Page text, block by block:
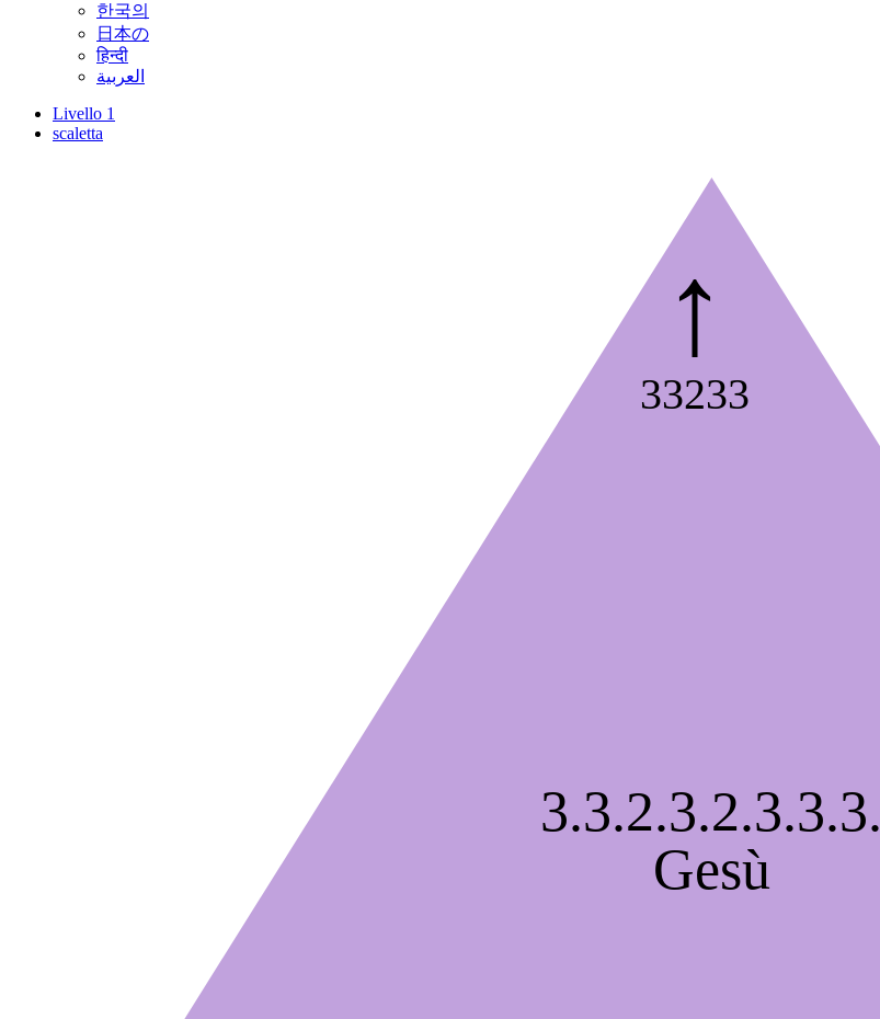
한국의
日本の
हिन्दी
العربية
Livello 1
scaletta
3.3.2.3.2.3.3.3.
Gesù
↑
33233